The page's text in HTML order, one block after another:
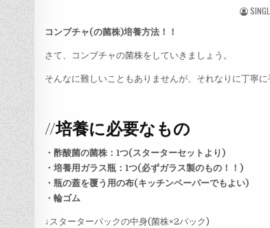
コンブチャ(の菌株)培養方法！！
さて、コンブチャの菌株をしていきましょう。
そんなに難しいこともありませんが、それなりに丁寧に
//培養に必要なもの
・酢酸菌の菌株：1つ(スターターセットより)
・培養用ガラス瓶：1つ(必ずガラス製のもの！！)
・瓶の蓋を覆う用の布(キッチンペーパーでもよい)
・輪ゴム
↓スターターパックの中身(菌株×2パック)